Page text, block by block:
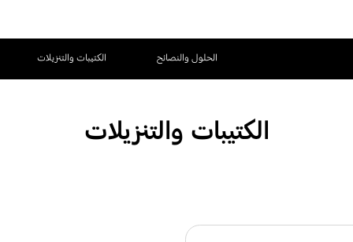
الحلول والنصائح الكتيبات والتنزيلات
الكتيبات والتنزيلات